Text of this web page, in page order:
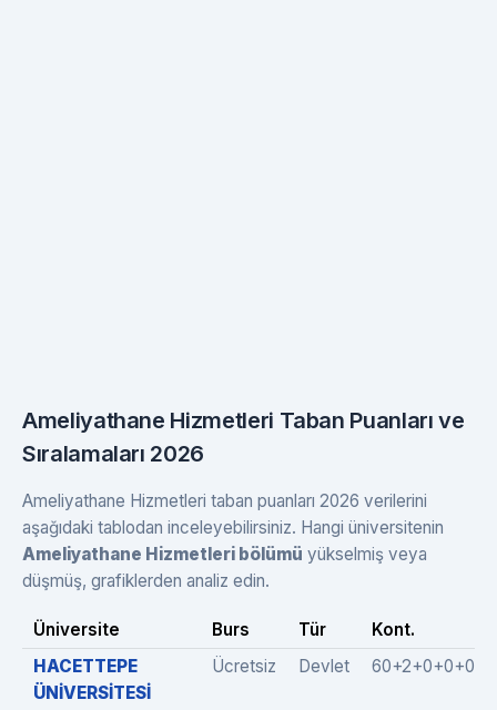
Ameliyathane Hizmetleri Taban Puanları ve
Sıralamaları 2026
Ameliyathane Hizmetleri taban puanları 2026 verilerini
aşağıdaki tablodan inceleyebilirsiniz. Hangi üniversitenin
Ameliyathane Hizmetleri bölümü yükselmiş veya
düşmüş, grafiklerden analiz edin.
Üniversite Burs Tür
Kont.
HACETTEPE
ÜNİVERSİTESİ
Ücretsiz Devlet 60+2+0+0+0